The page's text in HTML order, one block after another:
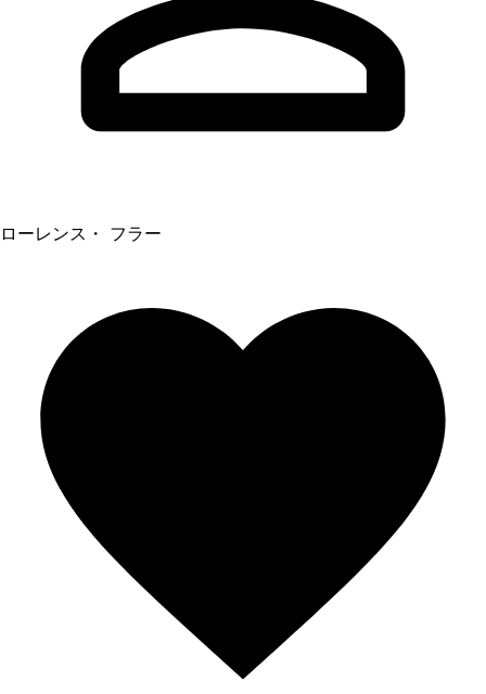
ローレンス・ フラー